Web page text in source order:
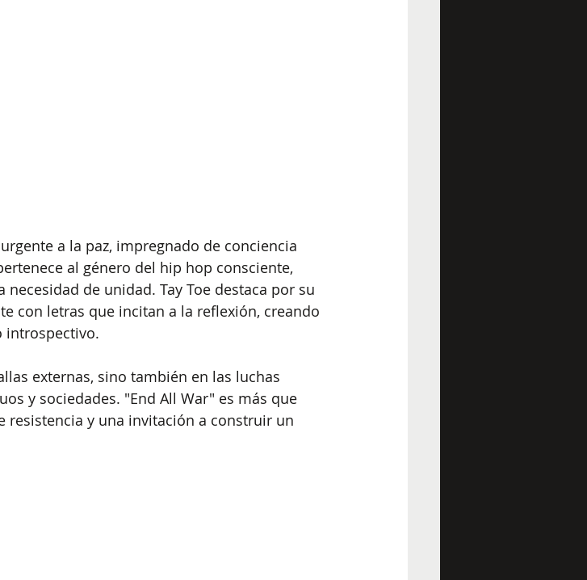
a la paz, impregnado de conciencia
al género del hip hop consciente,
de unidad. Tay Toe destaca por su
con letras que incitan a la reflexión, creando
introspectivo.
externas, sino también en las luchas
y sociedades. "End All War" es más que
y una invitación a construir un